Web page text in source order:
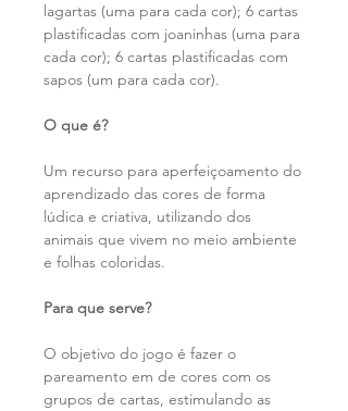
lagartas (uma para cada cor); 6 cartas
plastificadas com joaninhas (uma para
cada cor); 6 cartas plastificadas com
sapos (um para cada cor).
O que é?
Um recurso para aperfeiçoamento do
aprendizado das cores de forma
lúdica e criativa, utilizando dos
animais que vivem no meio ambiente
e folhas coloridas.
Para que serve?
O objetivo do jogo é fazer o
pareamento em de cores com os
grupos de cartas, estimulando as